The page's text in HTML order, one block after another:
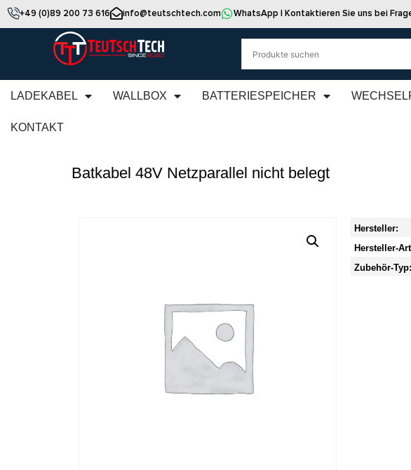
+49 (0)89 200 73 616 info@teutschtech.com WhatsApp | Kontaktieren Sie uns bei
LADEKABEL WALLBOX BATTERIESPEICHER
KONTAKT
Batkabel 48V Netzparallel nicht belegt
Hersteller:
Hersteller-
Zubehör-Typ: